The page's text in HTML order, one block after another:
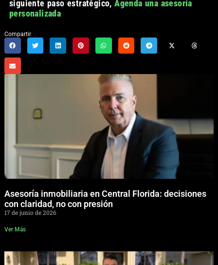
siguiente paso estratégico,Agenda una asesoría
personalizada
Compartir
Asesoría inmobiliaria en Central Florida: decisiones
con claridad, no con presión
17 de junio de 2026
Ver Más